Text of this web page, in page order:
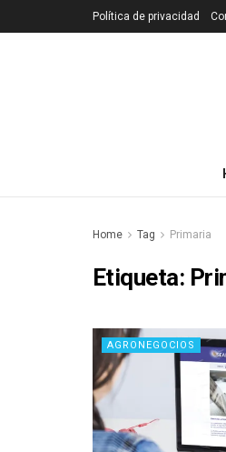
Política de privacidad
Home Tag Primaria
Etiqueta:
AGRONEGOCIOS